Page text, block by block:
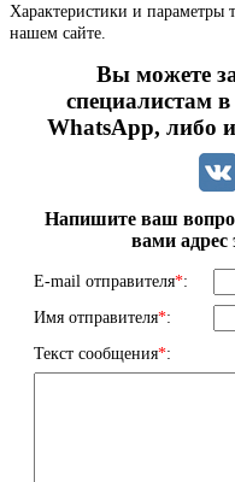
Характеристики и параметры
нашем сайте.
Вы можете
специалистам
WhatsApp, либо
Напишите ваш
вами адрес
E-mail отправителя*:
Имя отправителя*:
Текст сообщения*: